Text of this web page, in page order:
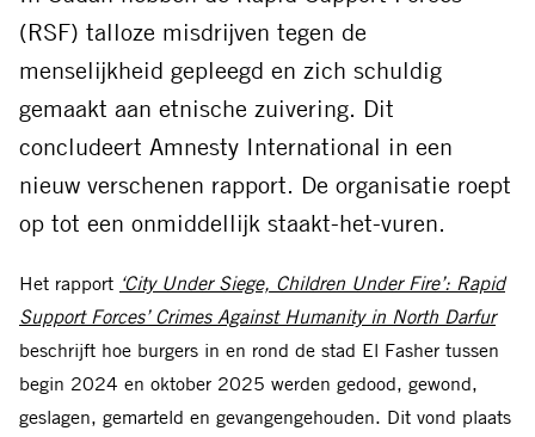
mail
(RSF) talloze misdrijven tegen de
menselijkheid gepleegd en zich schuldig
gemaakt aan etnische zuivering. Dit
concludeert Amnesty International in een
nieuw verschenen rapport. De organisatie roept
op tot een onmiddellijk staakt-het-vuren.
Het rapport ‘City Under Siege, Children Under Fire’: Rapid
Support Forces’ Crimes Against Humanity in North Darfur
beschrijft hoe burgers in en rond de stad El Fasher tussen
begin 2024 en oktober 2025 werden gedood, gewond,
geslagen, gemarteld en gevangengehouden. Dit vond plaats